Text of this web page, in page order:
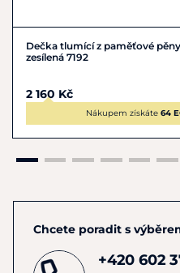
Dečka tlumící z paměťové
zesílená 7192
2 160 Kč
Nákupem získáte64
Chcete poradit s
+420 602